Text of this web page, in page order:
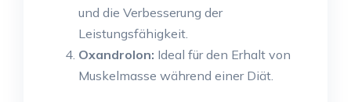
und die Verbesserung der
Leistungsfähigkeit.
Oxandrolon: Ideal für den Erhalt von
Muskelmasse während einer Diät.